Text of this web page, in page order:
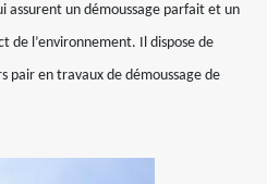
assurent un démoussage parfait et un
de l’environnement. Il dispose de
pair en travaux de démoussage de